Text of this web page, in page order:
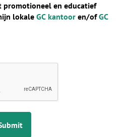
en educatief
lokale GC kantoor en/ofGC